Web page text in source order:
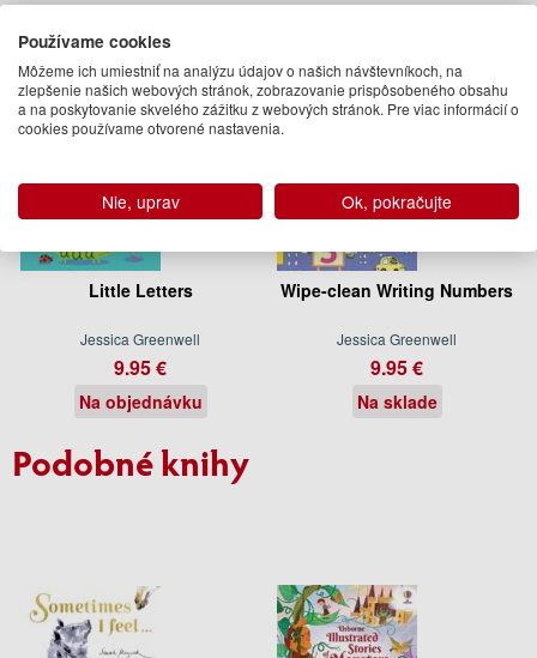
Little Letters
Jessica Greenwell
9.95 €
Na objednávku
Wipe-clean Writing Numbers
Jessica Greenwell
9.95 €
Na sklade
Podobné knihy
Používame cookies
Môžeme ich umiestniť na analýzu údajov o našich návštevníkoch, na
zlepšenie našich webových stránok, zobrazovanie prispôsobeného obsahu
a na poskytovanie skvelého zážitku z webových stránok. Pre viac informácií o
cookies používame otvorené nastavenia.
Nie, uprav Ok, pokračujte